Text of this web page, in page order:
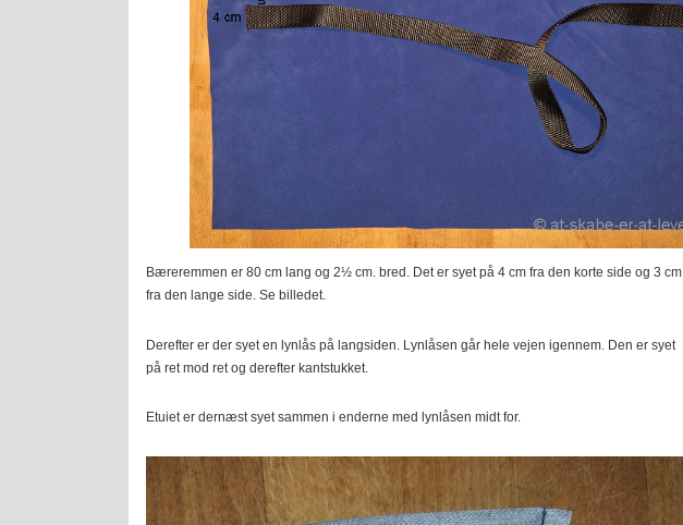
Bæreremmen er 80 cm lang og 2½ cm. bred. Det er syet på 4 cm fra den korte side og 3 cm
fra den lange side. Se billedet.
Derefter er der syet en lynlås på langsiden. Lynlåsen går hele vejen igennem. Den er syet
på ret mod ret og derefter kantstukket.
Etuiet er dernæst syet sammen i enderne med lynlåsen midt for.